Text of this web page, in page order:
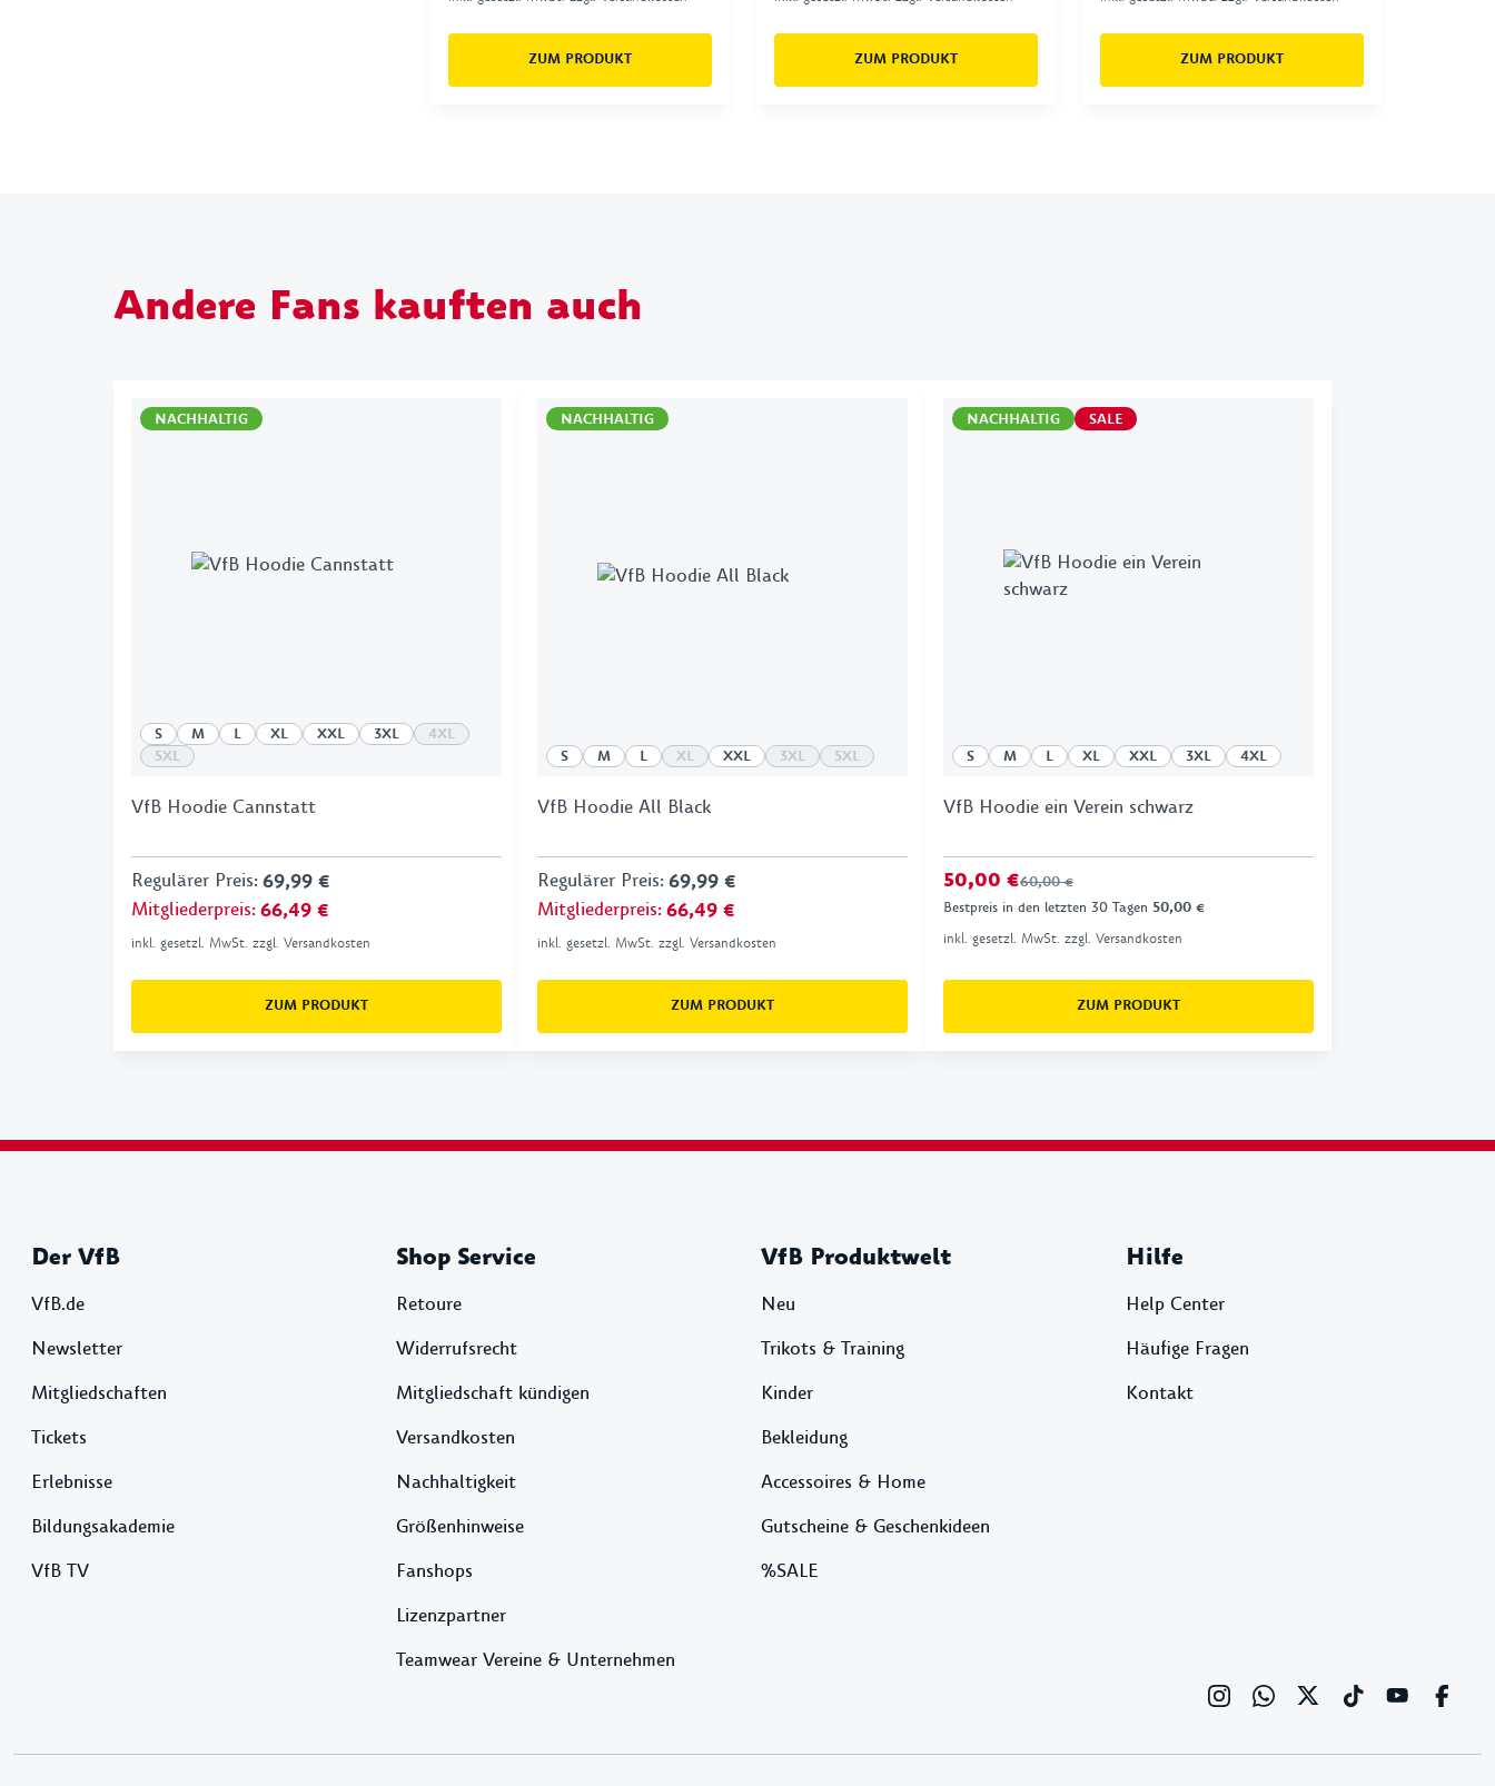
ZUM PRODUKT ZUM PRODUKT ZUM PRODUKT
Andere Fans kauften auch
NACHHALTIG
S M L XL XXL 3XL
4XL
5XL
VfB Hoodie Cannstatt
Regulärer Preis:69,99 €
Mitgliederpreis:66,49 €
inkl. gesetzl. MwSt. zzgl. Versandkosten
ZUM PRODUKT
NACHHALTIG
S M L XL XXL 3XL 5XL
VfB Hoodie All Black
Regulärer Preis:69,99 €
Mitgliederpreis:66,49 €
inkl. gesetzl. MwSt. zzgl. Versandkosten
ZUM PRODUKT
NACHHALTIG SALE
S M L XL XXL 3XL 4XL
VfB Hoodie ein Verein schwarz
50,00 €60,00 €
Bestpreis in den letzten 30 Tagen 50,00 €
inkl. gesetzl. MwSt. zzgl. Versandkosten
ZUM PRODUKT
Der VfB
VfB.de
Newsletter
Mitgliedschaften
Tickets
Erlebnisse
Bildungsakademie
VfB TV
Shop Service
Retoure
Widerrufsrecht
Mitgliedschaft kündigen
Versandkosten
Nachhaltigkeit
Größenhinweise
Fanshops
Lizenzpartner
Teamwear Vereine & Unternehmen
VfB Produktwelt
Neu
Trikots & Training
Kinder
Bekleidung
Accessoires & Home
Gutscheine & Geschenkideen
%SALE
Hilfe
Help Center
Häufige Fragen
Kontakt